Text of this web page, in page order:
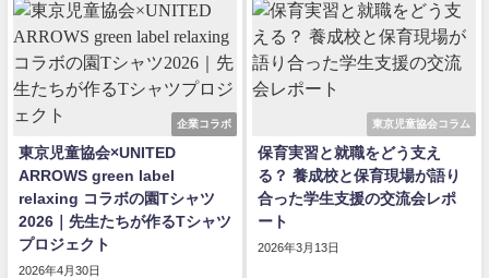
企業コラボ
東京児童協会×UNITED
ARROWS green label
relaxing コラボの園Tシャツ
2026｜先生たちが作るTシャツ
プロジェクト
2026年4月30日
東京児童協会コラム
保育実習と就職をどう支え
る？ 養成校と保育現場が語り
合った学生支援の交流会レポ
ート
2026年3月13日